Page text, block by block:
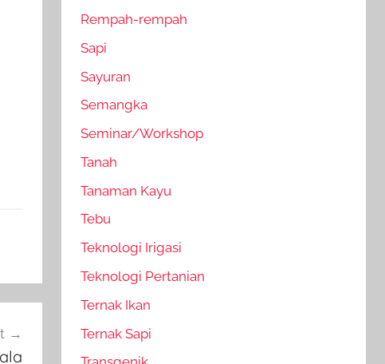
Rempah-rempah
Sapi
Sayuran
Semangka
Seminar/Workshop
Tanah
Tanaman Kayu
Tebu
Teknologi Irigasi
Teknologi Pertanian
Ternak Ikan
Ternak Sapi